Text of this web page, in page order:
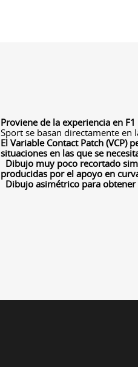
Proviene de la experiencia en F1
Sport se basan directamente en
El Variable Contact Patch
situaciones en las que se
Dibujo muy poco recortado
producidas por el apoyo en
Dibujo asimétrico para